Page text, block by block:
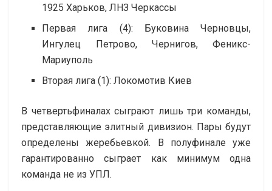
1925 Харьков, ЛНЗ Черкассы
Первая лига (4): Буковина Черновцы,
Ингулец Петрово, Чернигов, Феникс-
Мариуполь
Вторая лига (1): Локомотив Киев
В четвертьфиналах сыграют лишь три команды,
представляющие элитный дивизион. Пары будут
определены жеребьевкой. В полуфинале уже
гарантированно сыграет как минимум одна
команда не из УПЛ.